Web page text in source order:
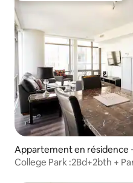
Appartement en résidence
College Park :2Bd+2bth +